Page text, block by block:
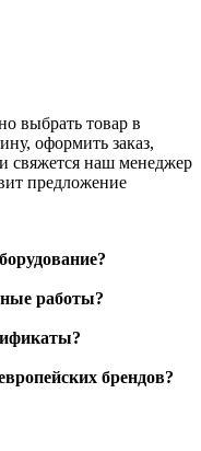
выбрать товар в
оформить заказ,
свяжется наш менеджер
предложение
работы?
брендов?